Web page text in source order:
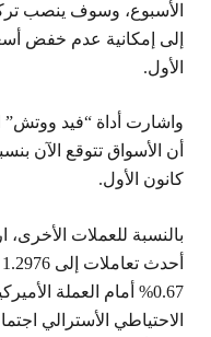
الأسبوع، وسوف ينصب
إلى إمكانية عدم خفض
الأول.
واشارت أداة “فيد ووتش”
كانون الأول.
الاحتياطي الأسترالي